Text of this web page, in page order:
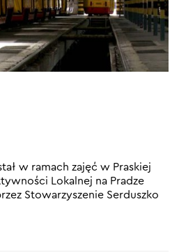
w ramach zajęć w Praskiej
Lokalnej na Pradze
Stowarzyszenie Serduszko